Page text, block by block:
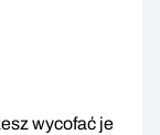
wycofać je